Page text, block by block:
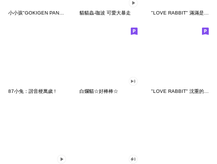
小小孩"GOKIGEN PANDA" 台灣版 貓貓蟲-咖波 可愛大暴走 "LOVE RABBIT" 滿滿是愛 台灣版
87小兔：諧音梗萬歲 ! 白爛貓☆好棒棒☆ "LOVE RABBIT" 沈重的愛 台灣版